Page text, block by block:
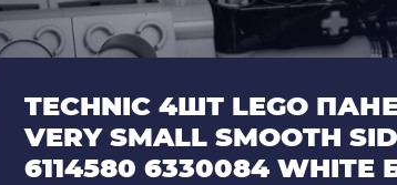
TECHNIC 4ШТ LEGO
VERY SMALL SMOOTH
6114580 6330084 WHITE